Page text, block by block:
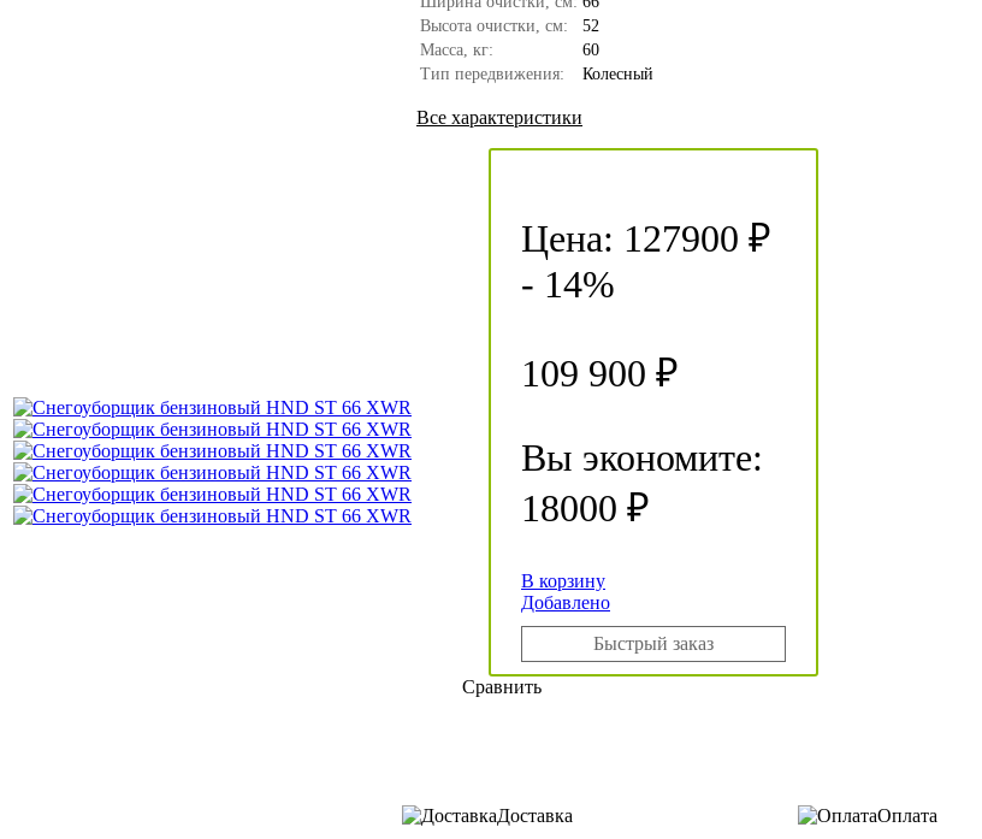
Высота очистки, см:
52
Масса, кг:
60
Тип передвижения:
Колесный
Все характеристики
Цена: 127900 ₽
- 14%
109 900 ₽
Вы экономите:
18000 ₽
В корзину
Добавлено
Быстрый заказ
Сравнить
Доставка
Оплата